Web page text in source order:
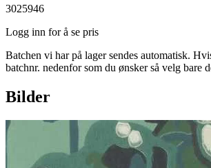
3025946
Logg inn for å se pris
Batchen vi har på lager sendes automatisk.
batchnr. nedenfor som du ønsker så velg bare
Bilder